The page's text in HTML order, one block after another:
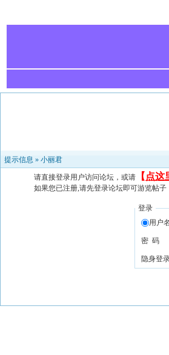
提示信息 » 小丽君
请直接登录用户访问论坛，或请 【 点这
如果您已注册,请先登录论坛即可游览帖子
登录
用户名
密 码
隐身登